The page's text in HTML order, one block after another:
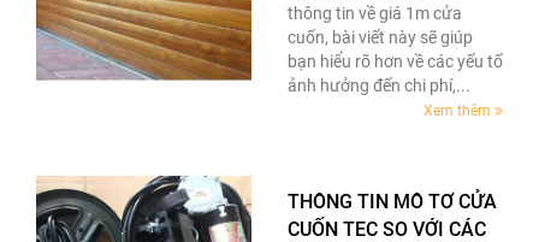
thông tin về giá 1m cửa
cuốn, bài viết này sẽ giúp
bạn hiểu rõ hơn về các yếu tố
ảnh hưởng đến chi phí,...
Xem thêm
THÔNG TIN MÔ TƠ CỬA
CUỐN TEC SO VỚI CÁC